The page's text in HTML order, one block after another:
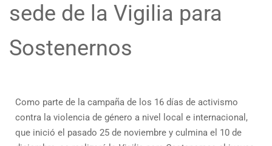
sede de la Vigilia para
Sostenernos
Como parte de la campaña de los 16 días de activismo
contra la violencia de género a nivel local e internacional,
que inició el pasado 25 de noviembre y culmina el 10 de